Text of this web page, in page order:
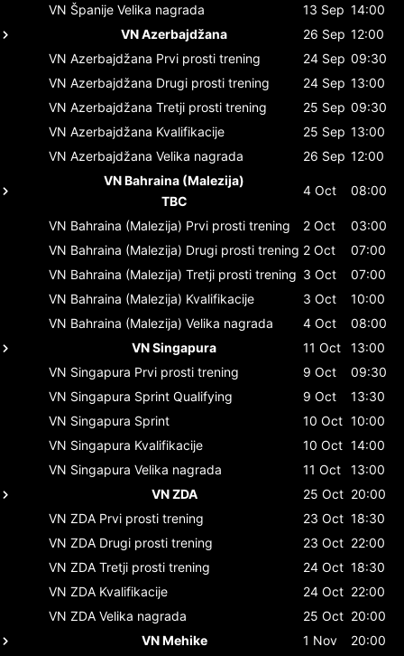
VN Španije Velika nagrada 13 Sep 14:00
VN Azerbajdžana
26 Sep 12:00
VN Azerbajdžana Prvi prosti trening 24 Sep 09:30
VN Azerbajdžana Drugi prosti trening 24 Sep 13:00
VN Azerbajdžana Tretji prosti trening 25 Sep 09:30
VN Azerbajdžana Kvalifikacije 25 Sep 13:00
VN Azerbajdžana Velika nagrada 26 Sep 12:00
VN Bahraina (Malezija)
TBC
4 Oct 08:00
VN Bahraina (Malezija) Prvi prosti trening 2 Oct
03:00
VN Bahraina (Malezija) Drugi prosti trening 2 Oct
07:00
VN Bahraina (Malezija) Tretji prosti trening 3 Oct
07:00
VN Bahraina (Malezija) Kvalifikacije 3 Oct
10:00
VN Bahraina (Malezija) Velika nagrada 4 Oct
08:00
VN Singapura
11 Oct
13:00
VN Singapura Prvi prosti trening 9 Oct
09:30
VN Singapura Sprint Qualifying 9 Oct
13:30
VN Singapura Sprint 10 Oct 10:00
VN Singapura Kvalifikacije 10 Oct 14:00
VN Singapura Velika nagrada 11 Oct
13:00
VN ZDA
25 Oct 20:00
VN ZDA Prvi prosti trening 23 Oct 18:30
VN ZDA Drugi prosti trening 23 Oct 22:00
VN ZDA Tretji prosti trening 24 Oct 18:30
VN ZDA Kvalifikacije 24 Oct 22:00
VN ZDA Velika nagrada 25 Oct 20:00
VN Mehike
1 Nov 20:00